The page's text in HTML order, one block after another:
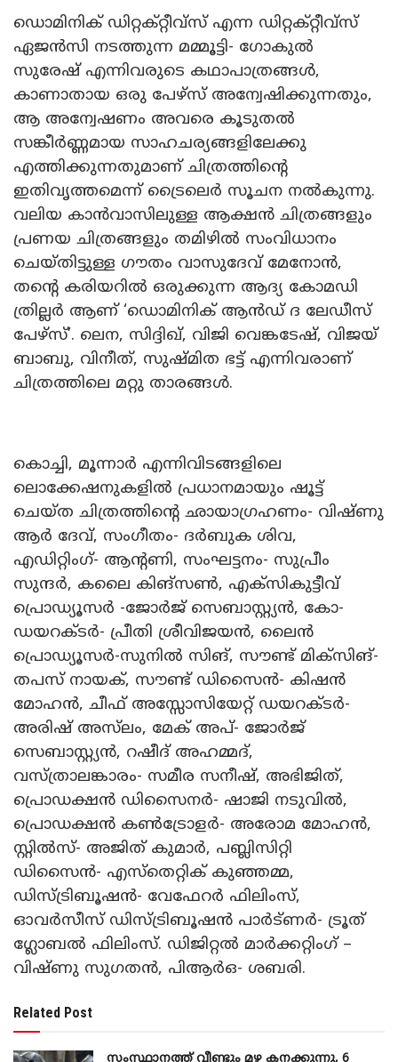
ഡൊമിനിക് ഡിറ്റക്റ്റീവ്സ് എന്ന ഡിറ്റക്റ്റീവ്സ്
ഏജൻസി നടത്തുന്ന മമ്മൂട്ടി- ഗോകുൽ
സുരേഷ് എന്നിവരുടെ കഥാപാത്രങ്ങൾ,
കാണാതായ ഒരു പേഴ്‌സ് അന്വേഷിക്കുന്നതും,
ആ അന്വേഷണം അവരെ കൂടുതൽ
സങ്കീർണ്ണമായ സാഹചര്യങ്ങളിലേക്കു
എത്തിക്കുന്നതുമാണ് ചിത്രത്തിന്റെ
ഇതിവൃത്തമെന്ന് ട്രൈലെർ സൂചന നൽകുന്നു.
വലിയ കാൻവാസിലുള്ള ആക്ഷൻ ചിത്രങ്ങളും
പ്രണയ ചിത്രങ്ങളും തമിഴിൽ സംവിധാനം
ചെയ്തിട്ടുള്ള ഗൗതം വാസുദേവ് മേനോൻ,
തന്റെ കരിയറിൽ ഒരുക്കുന്ന ആദ്യ കോമഡി
ത്രില്ലർ ആണ് ‘ഡൊമിനിക് ആൻഡ് ദ ലേഡീസ്
പേഴ്സ്’. ലെന, സിദ്ദിഖ്, വിജി വെങ്കടേഷ്, വിജയ്
ബാബു, വിനീത്, സുഷ്മിത ഭട്ട് എന്നിവരാണ്
ചിത്രത്തിലെ മറ്റു താരങ്ങൾ.
കൊച്ചി, മൂന്നാർ എന്നിവിടങ്ങളിലെ
ലൊക്കേഷനുകളിൽ പ്രധാനമായും ഷൂട്ട്
ചെയ്‌ത ചിത്രത്തിന്റെ ഛായാഗ്രഹണം- വിഷ്ണു
ആർ ദേവ്, സംഗീതം- ദർബുക ശിവ,
എഡിറ്റിംഗ്- ആന്റണി, സംഘട്ടനം- സുപ്രീം
സുന്ദർ, കലൈ കിങ്‌സൺ, എക്സികുട്ടീവ്
പ്രൊഡ്യൂസർ -ജോർജ് സെബാസ്റ്റ്യൻ, കോ-
ഡയറക്ടർ- പ്രീതി ശ്രീവിജയൻ, ലൈൻ
പ്രൊഡ്യൂസർ-സുനിൽ സിങ്, സൗണ്ട് മിക്സിങ്-
തപസ് നായക്, സൗണ്ട് ഡിസൈൻ- കിഷൻ
മോഹൻ, ചീഫ് അസ്സോസിയേറ്റ് ഡയറക്ടർ-
അരിഷ് അസ്‌ലം, മേക് അപ്- ജോർജ്‌
സെബാസ്റ്റ്യൻ, റഷീദ് അഹമ്മദ്,
വസ്ത്രാലങ്കാരം- സമീര സനീഷ്, അഭിജിത്,
പ്രൊഡക്ഷൻ ഡിസൈനർ- ഷാജി നടുവിൽ,
പ്രൊഡക്ഷൻ കൺട്രോളർ- അരോമ മോഹൻ,
സ്റ്റിൽസ്- അജിത് കുമാർ, പബ്ലിസിറ്റി
ഡിസൈൻ- എസ്തെറ്റിക് കുഞ്ഞമ്മ,
ഡിസ്ട്രിബൂഷൻ- വേഫേറർ ഫിലിംസ്,
ഓവർസീസ് ഡിസ്ട്രിബൂഷൻ പാർട്ണർ- ട്രൂത്
ഗ്ലോബൽ ഫിലിംസ്. ഡിജിറ്റൽ മാർക്കറ്റിംഗ് –
വിഷ്ണു സുഗതൻ, പിആർഒ- ശബരി.
Related Post
സംസ്ഥാനത്ത് വീണ്ടും മഴ കനക്കുന്നു, 6